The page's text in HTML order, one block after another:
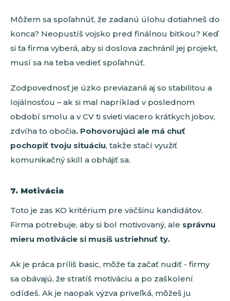
Môžem sa spoľahnúť, že zadanú úlohu dotiahneš do
konca? Neopustíš vojsko pred finálnou bitkou? Keď
si ťa firma vyberá, aby si doslova zachránil jej projekt,
musí sa na teba vedieť spoľahnúť.
Zodpovednosť je úzko previazaná aj so stabilitou a
lojálnosťou – ak si mal napríklad v poslednom
období smolu a v CV ti svieti viacero krátkych jobov,
zdvíha to obočia. Pohovorujúci ale má chuť
pochopiť tvoju situáciu, takže stačí využiť
komunikačný skill a obhájiť sa.
7. Motivácia
Toto je zas KO kritérium pre väčšinu kandidátov.
Firma potrebuje, aby si bol motivovaný, ale správnu
mieru motivácie si musíš ustriehnuť ty.
Ak je práca príliš basic, môže ťa začať nudiť - firmy
sa obávajú, že stratíš motiváciu a po zaškolení
odídeš. Ak je naopak výzva priveľká, môžeš ju